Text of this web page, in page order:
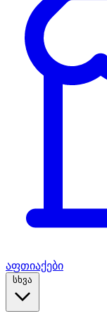
აფთიაქები
სხვა